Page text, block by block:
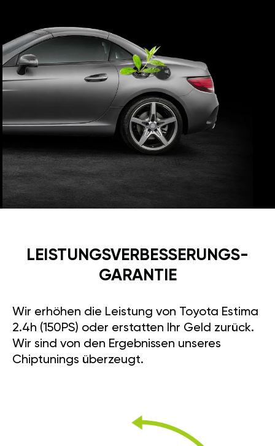
LEISTUNGSVERBESSE­RUNGS­
GARANTIE
Wir erhöhen die Leistung von Toyota Estima
2.4h (150PS) oder erstatten Ihr Geld zurück.
Wir sind von den Ergebnissen unseres
Chiptunings überzeugt.